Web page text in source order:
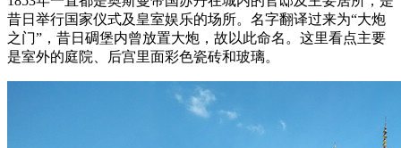
昔日举行国家仪式及皇室娱乐的场所。名字翻译过来为“大炮
之门”，昔日碉堡内曾放置大炮，故以此命名。这里看点主要
是室外的庭院、后宫里面彩色瓷砖和玻璃。